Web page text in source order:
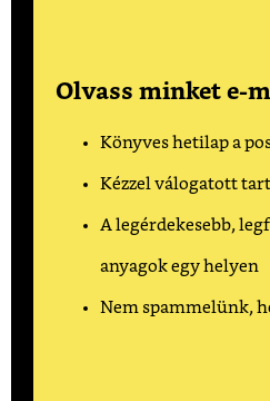
Olvass minket e-
Könyves hetilap a
Kézzel válogatott
A legérdekesebb,
anyagok egy helyen
Nem spammelünk,